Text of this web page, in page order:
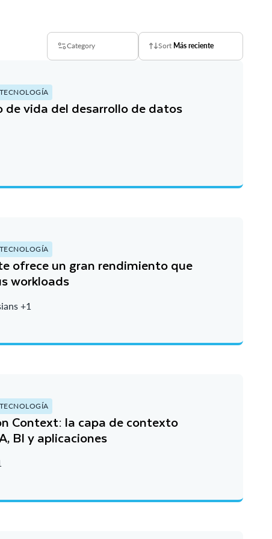
Category Sort Más reciente
de vida del desarrollo de datos
ofrece un gran rendimiento que
workloads
+1
Context: la capa de contexto
BI y aplicaciones